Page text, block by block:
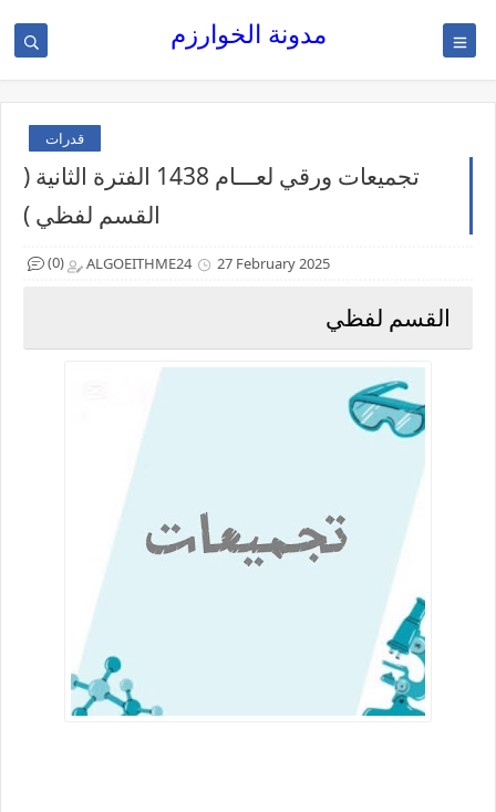
مدونة الخوارزم
قدرات
تجميعات ورقي لعـــام 1438 الفترة الثانية (
القسم لفظي )
ALGOEITHME24 27 February 2025
(0)
القسم لفظي